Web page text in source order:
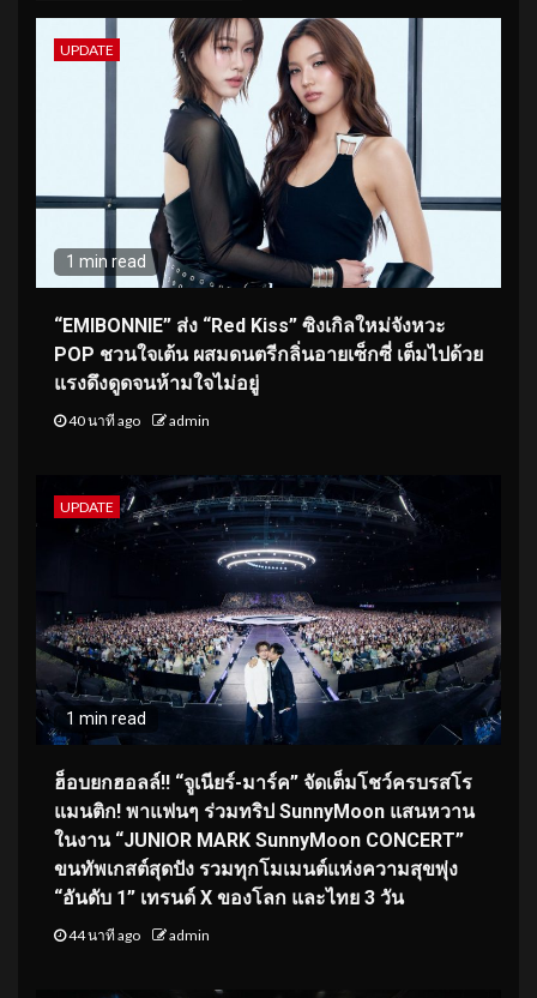
UPDATE
1 min read
“EMIBONNIE” ส่ง “Red Kiss” ซิงเกิลใหม่จังหวะ
POP ชวนใจเต้น ผสมดนตรีกลิ่นอายเซ็กซี่ เต็มไปด้วย
แรงดึงดูดจนห้ามใจไม่อยู่
40 นาที ago admin
UPDATE
1 min read
ฮ็อบยกฮอลล์!! “จูเนียร์-มาร์ค” จัดเต็มโชว์ครบรสโร
แมนติก! พาแฟนๆ ร่วมทริป SunnyMoon แสนหวาน
ในงาน “JUNIOR MARK SunnyMoon CONCERT”
ขนทัพเกสต์สุดปัง รวมทุกโมเมนต์แห่งความสุขพุ่ง
“อันดับ 1” เทรนด์ X ของโลก และไทย 3 วัน
44 นาที ago admin